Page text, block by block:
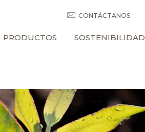
CONTÁCTANOS
PRODUCTOS SOSTENIBILIDAD